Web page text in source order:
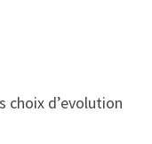
choix d’evolution